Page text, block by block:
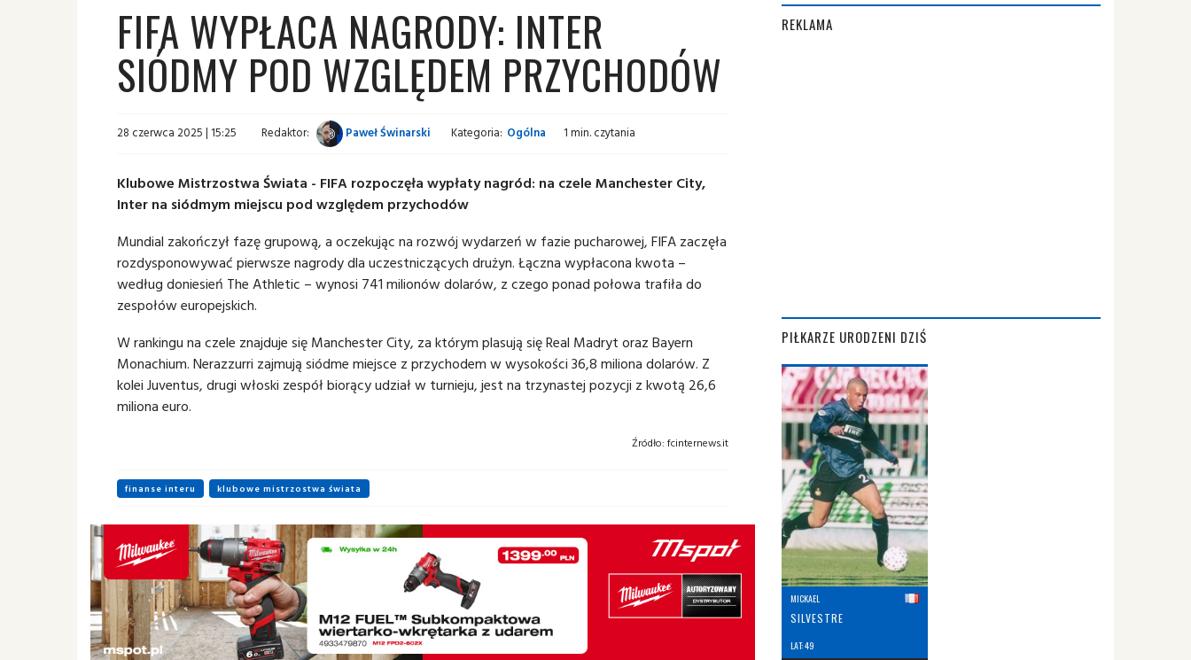
FIFA WYPŁACA NAGRODY: INTER
SIÓDMY POD WZGLĘDEM PRZYCHODÓW
28 czerwca 2025 | 15:25 Redaktor: Paweł Świnarski Kategoria: Ogólna 1 min. czytania
Klubowe Mistrzostwa Świata - FIFA rozpoczęła wypłaty nagród: na czele Manchester City,
Inter na siódmym miejscu pod względem przychodów
Mundial zakończył fazę grupową, a oczekując na rozwój wydarzeń w fazie pucharowej, FIFA zaczęła
rozdysponowywać pierwsze nagrody dla uczestniczących drużyn. Łączna wypłacona kwota –
według doniesień The Athletic – wynosi 741 milionów dolarów, z czego ponad połowa trafiła do
zespołów europejskich.
W rankingu na czele znajduje się Manchester City, za którym plasują się Real Madryt oraz Bayern
Monachium. Nerazzurri zajmują siódme miejsce z przychodem w wysokości 36,8 miliona dolarów. Z
kolei Juventus, drugi włoski zespół biorący udział w turnieju, jest na trzynastej pozycji z kwotą 26,6
miliona euro.
Źródło: fcinternews.it
finanse interu klubowe mistrzostwa świata
REKLAMA
PIŁKARZE URODZENI DZIŚ
MICKAEL
SILVESTRE
LAT: 49